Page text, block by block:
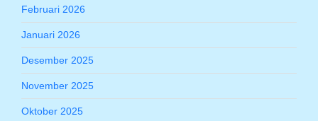
Februari 2026
Januari 2026
Desember 2025
November 2025
Oktober 2025